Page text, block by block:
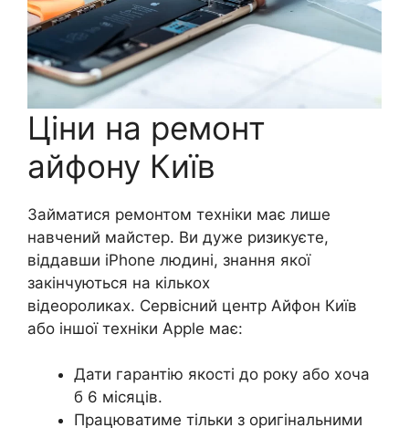
Ціни на ремонт
айфону Київ
Займатися ремонтом техніки має лише
навчений майстер. Ви дуже ризикуєте,
віддавши iPhone людині, знання якої
закінчуються на кількох
відеороликах. Сервісний центр Айфон Київ
або іншої техніки Apple має:
Дати гарантію якості до року або хоча
б 6 місяців.
Працюватиме тільки з оригінальними